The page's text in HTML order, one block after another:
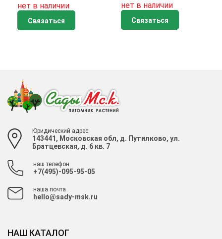
нет в наличии
Связаться
нет в наличии
Связаться
Юридический адрес:
143441, Московская обл, д. Путилково, ул.
Братцевская, д. 6 кв. 7
наш телефон
+7(495)-095-95-05
наша почта
hello@sady-msk.ru
НАШ КАТАЛОГ